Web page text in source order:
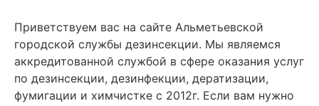
Приветствуем вас на сайте Альметьевской
городской службы дезинсекции. Мы являемся
аккредитованной службой в сфере оказания услуг
по дезинсекции, дезинфекции, дератизации,
фумигации и химчистке с 2012г. Если вам нужно